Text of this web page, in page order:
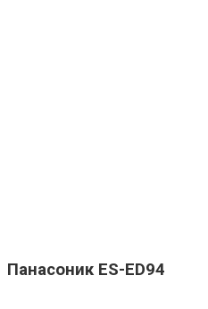
Панасоник ES-ED94